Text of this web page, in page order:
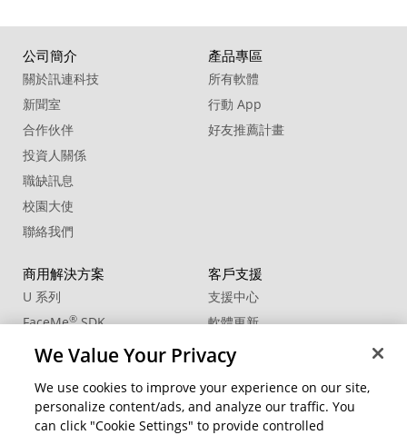
公司簡介
關於訊連科技
新聞室
合作伙伴
投資人關係
職缺訊息
校園大使
聯絡我們
產品專區
所有軟體
行動 App
好友推薦計畫
商用解決方案
U 系列
FaceMe®SDK
客戶支援
支援中心
軟體更新
教學中心
社群資源 變更地區
We Value Your Privacy
We use cookies to improve your experience on our site,
personalize content/ads, and analyze our traffic. You
can click "Cookie Settings" to provide controlled